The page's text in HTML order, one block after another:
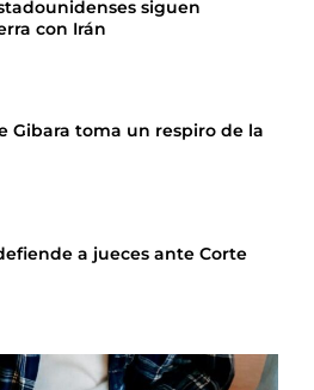
siguen
con Irán
Gibara toma un respiro de la
a jueces ante Corte